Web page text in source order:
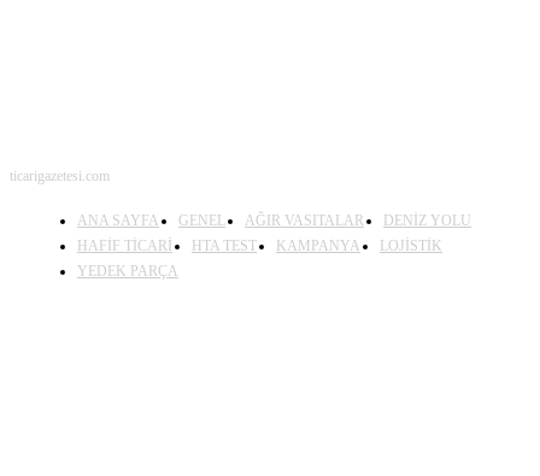
ticarigazetesi.com
ANA SAYFA GENEL AĞIR VASITALAR
DENİZ YOLU
HAFİF TİCARİ
HTA TEST KAMPANYA
LOJİSTİK
YEDEK PARÇA